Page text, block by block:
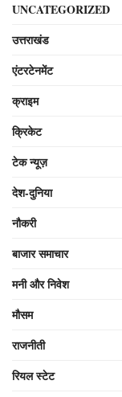
UNCATEGORIZED
उत्तराखंड
एंटरटेनमेंट
क्राइम
क्रिकेट
टेक न्यूज़
देश-दुनिया
नौकरी
बाजार समाचार
मनी और निवेश
मौसम
राजनीती
रियल स्टेट